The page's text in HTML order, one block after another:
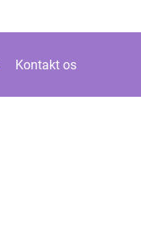
Kontakt os